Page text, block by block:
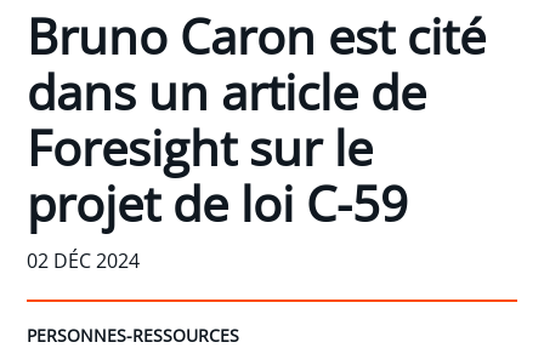
Bruno Caron est cité
dans un article de
Foresight sur le
projet de loi C-59
02 DÉC 2024
PERSONNES-RESSOURCES